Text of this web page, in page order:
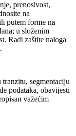
prenosivost,
na
putem forme na
u složenim
Radi zaštite naloga
segmentaciju
podataka, obavijesti
važećim